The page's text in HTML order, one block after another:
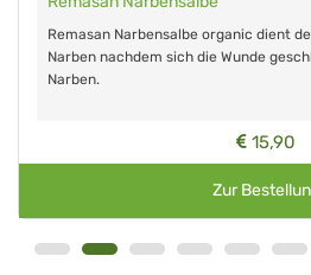
Remasan Narbensalbe organic dient
Narben nachdem sich die Wunde
Narben.
15,90
Zur